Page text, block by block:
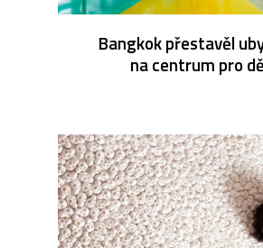
Bangkok přestavěl
na centrum pro